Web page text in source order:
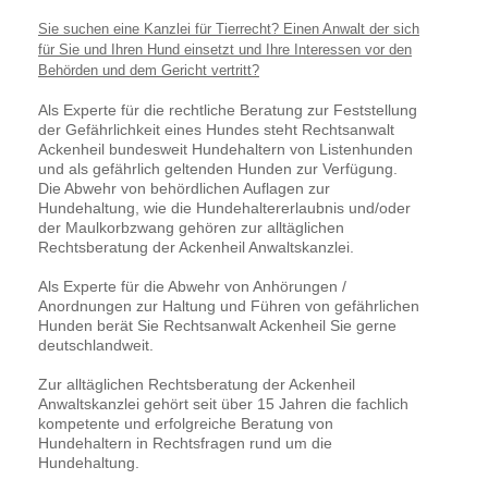
Sie suchen eine Kanzlei für Tierrecht? Einen Anwalt der sich
für Sie und Ihren Hund einsetzt und Ihre Interessen vor den
Behörden und dem Gericht vertritt?
Als Experte für die rechtliche Beratung zur Feststellung
der Gefährlichkeit eines Hundes steht Rechtsanwalt
Ackenheil bundesweit Hundehaltern von Listenhunden
und als gefährlich geltenden Hunden zur Verfügung.
Die Abwehr von behördlichen Auflagen zur
Hundehaltung, wie die Hundehaltererlaubnis und/oder
der Maulkorbzwang gehören zur alltäglichen
Rechtsberatung der Ackenheil Anwaltskanzlei.
Als Experte für die Abwehr von Anhörungen /
Anordnungen zur Haltung und Führen von gefährlichen
Hunden berät Sie Rechtsanwalt Ackenheil Sie gerne
deutschlandweit.
Zur alltäglichen Rechtsberatung der Ackenheil
Anwaltskanzlei gehört seit über 15 Jahren die fachlich
kompetente und erfolgreiche Beratung von
Hundehaltern in Rechtsfragen rund um die
Hundehaltung.